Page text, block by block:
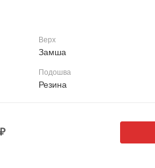
Верх
Замша
Подошва
Резина
₽